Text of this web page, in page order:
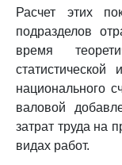
Расчет этих
подразделов
время
национального
валовой
затрат труда на
видах работ.